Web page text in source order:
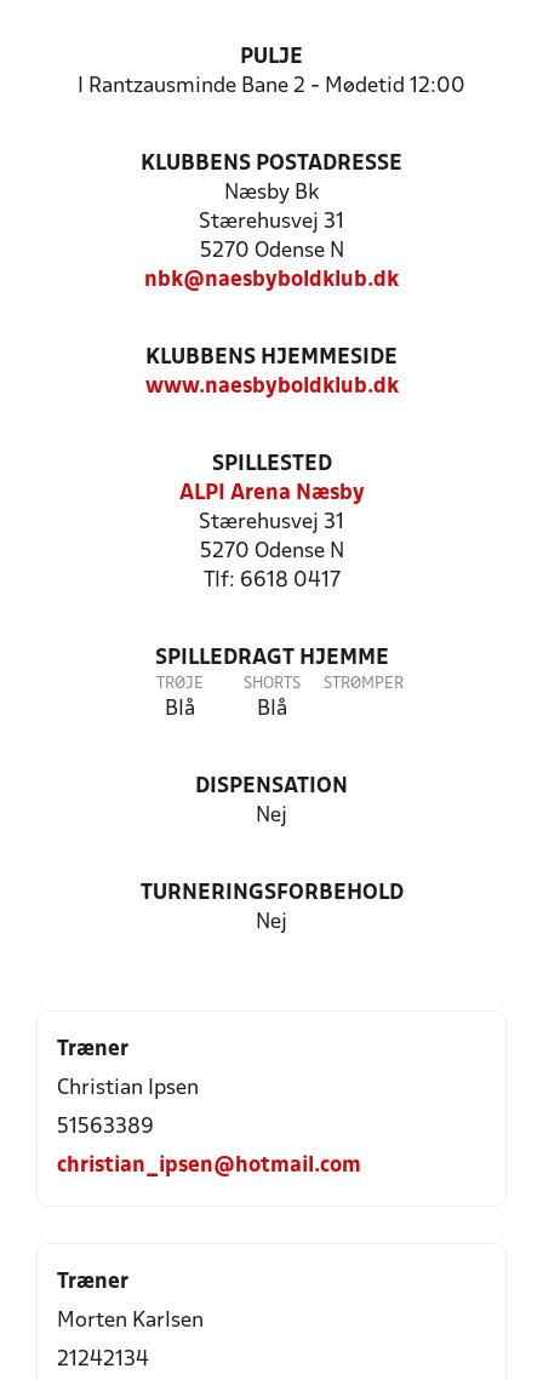
PULJE
I Rantzausminde Bane 2 - Mødetid 12:00
KLUBBENS POSTADRESSE
Næsby Bk
Stærehusvej 31
5270 Odense N
nbk@naesbyboldklub.dk
KLUBBENS HJEMMESIDE
www.naesbyboldklub.dk
SPILLESTED
ALPI Arena Næsby
Stærehusvej 31
5270 Odense N
Tlf: 6618 0417
SPILLEDRAGT HJEMME
TRØJE
Blå
SHORTS
Blå
STRØMPER
DISPENSATION
Nej
TURNERINGSFORBEHOLD
Nej
Træner
Christian Ipsen
51563389
christian_ipsen@hotmail.com
Træner
Morten Karlsen
21242134